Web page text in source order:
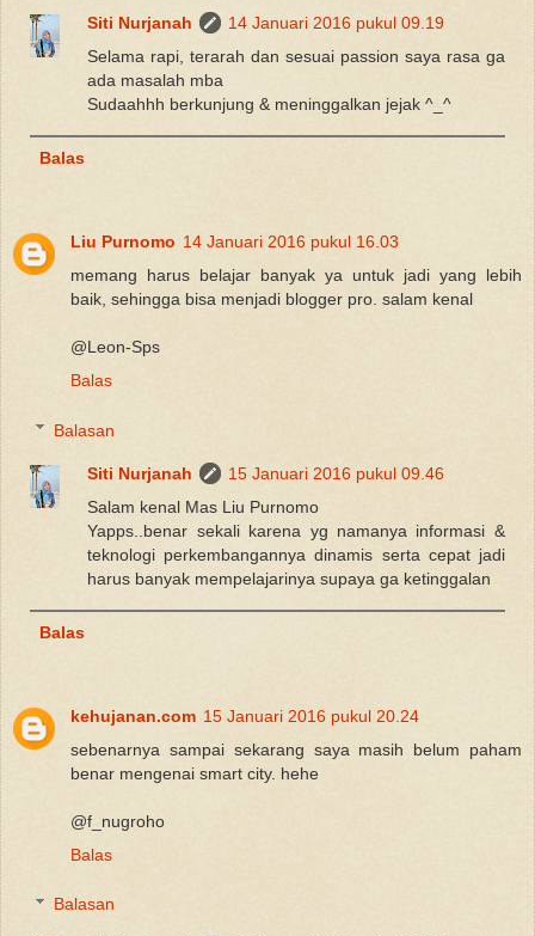
Siti Nurjanah
14 Januari 2016 pukul 09.19
Selama rapi, terarah dan sesuai passion saya rasa ga
ada masalah mba
Sudaahhh berkunjung & meninggalkan jejak ^_^
Balas
Liu Purnomo 14 Januari 2016 pukul 16.03
memang harus belajar banyak ya untuk jadi yang lebih
baik, sehingga bisa menjadi blogger pro. salam kenal
@Leon-Sps
Balas
Balasan
Siti Nurjanah
15 Januari 2016 pukul 09.46
Salam kenal Mas Liu Purnomo
Yapps..benar sekali karena yg namanya informasi &
teknologi perkembangannya dinamis serta cepat jadi
harus banyak mempelajarinya supaya ga ketinggalan
Balas
kehujanan.com 15 Januari 2016 pukul 20.24
sebenarnya sampai sekarang saya masih belum paham
benar mengenai smart city. hehe
@f_nugroho
Balas
Balasan